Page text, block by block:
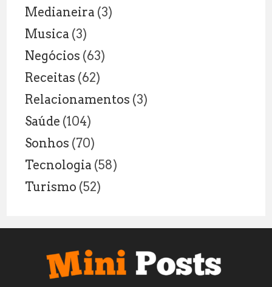
Medianeira (3)
Musica (3)
Negócios (63)
Receitas (62)
Relacionamentos (3)
Saúde (104)
Sonhos (70)
Tecnologia (58)
Turismo (52)